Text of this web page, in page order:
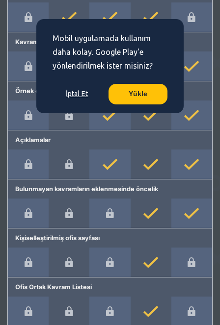
Kavram önerme
Örnek cümleler
Açıklamalar
Bulunmayan kavramların eklenmesinde öncelik
Kişiselleştirilmiş ofis sayfası
Ofis Ortak Kavram Listesi
Mobil uygulamada kullanım
daha kolay. Google Play'e
yönlendirilmek ister misiniz?
İptal Et Yükle